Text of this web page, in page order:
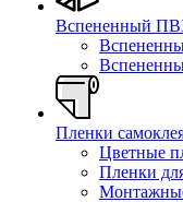
Вспененный
Пленки
Цветные
Пленки